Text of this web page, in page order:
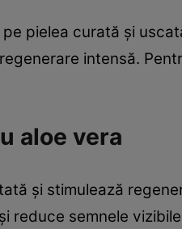
pielea curată și
intensă.
aloe vera
și stimulează
reduce semnele